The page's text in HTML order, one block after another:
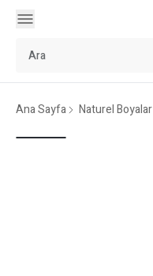
Ana Sayfa Naturel Boyalar